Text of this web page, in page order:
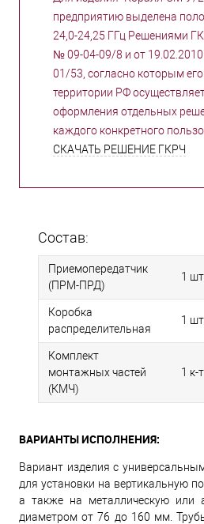
предприятию выделена
24,0-24,25 ГГц Решениями
№ 09-04-09/8 и от
01/53, согласно которым
территории РФ
оформления отдельных
каждого конкретного
СКАЧАТЬ РЕШЕНИЕ ГКРЧ
Состав:
Приемопередатчик
(ПРМ-ПРД)
1 шт.
Коробка
распределительная
1 шт.
Комплект
монтажных частей
(КМЧ)
1 к-т
ВАРИАНТЫ ИСПОЛНЕНИЯ:
Вариант изделия с
для установки на вертикальную
а также на металлическую или
диаметром от 76 до 160 мм.